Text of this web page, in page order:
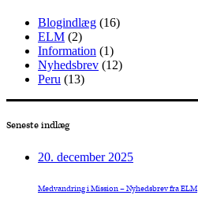
Blogindlæg (16)
ELM (2)
Information (1)
Nyhedsbrev (12)
Peru (13)
Seneste indlæg
20. december 2025
Medvandring i Mission – Nyhedsbrev fra ELM